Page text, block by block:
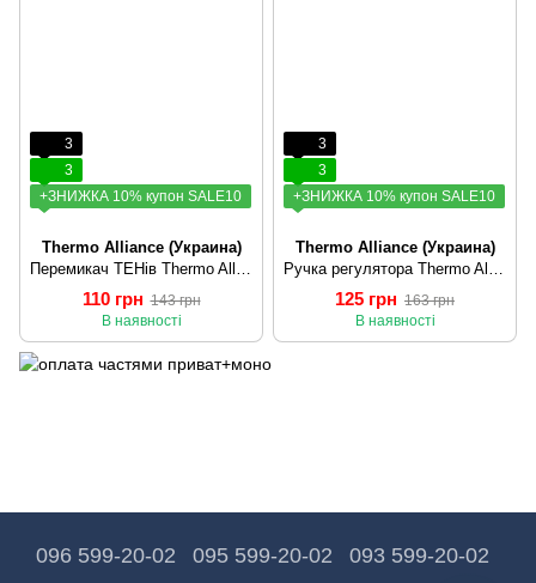
3
3
+ЗНИЖКА 10% купон SALE10
Thermo Alliance (Украина)
Перемикач ТЕНів Thermo Alliance (35300180)
110 грн 143 грн
В наявності
3
3
+ЗНИЖКА 10% купон SALE10
Thermo Alliance (Украина)
Ручка регулятора Thermo Alliance (35300460)
125 грн 163 грн
В наявності
096 599-20-02 095 599-20-02 093 599-20-02